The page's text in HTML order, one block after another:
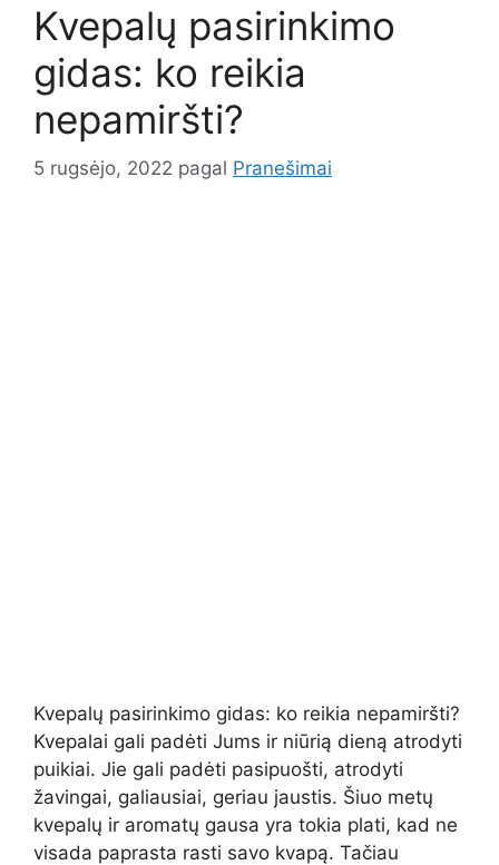
Kvepalų pasirinkimo
gidas: ko reikia
nepamiršti?
5 rugsėjo, 2022 pagal Pranešimai
Kvepalų pasirinkimo gidas: ko reikia nepamiršti?
Kvepalai gali padėti Jums ir niūrią dieną atrodyti
puikiai. Jie gali padėti pasipuošti, atrodyti
žavingai, galiausiai, geriau jaustis. Šiuo metų
kvepalų ir aromatų gausa yra tokia plati, kad ne
visada paprasta rasti savo kvapą. Tačiau